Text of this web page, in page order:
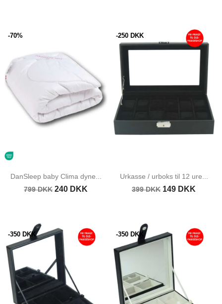
DanSleep baby Clima dyne...
799 DKK 240 DKK
-70%
Urkasse / urboks til 12 ure...
399 DKK 149 DKK
-250 DKK
-350 DKK -350 DKK